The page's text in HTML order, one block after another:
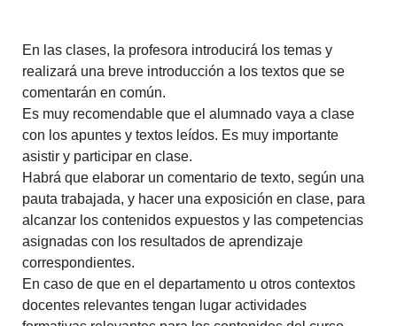
En las clases, la profesora introducirá los temas y
realizará una breve introducción a los textos que se
comentarán en común.
Es muy recomendable que el alumnado vaya a clase
con los apuntes y textos leídos. Es muy importante
asistir y participar en clase.
Habrá que elaborar un comentario de texto, según una
pauta trabajada, y hacer una exposición en clase, para
alcanzar los contenidos expuestos y las competencias
asignadas con los resultados de aprendizaje
correspondientes.
En caso de que en el departamento u otros contextos
docentes relevantes tengan lugar actividades